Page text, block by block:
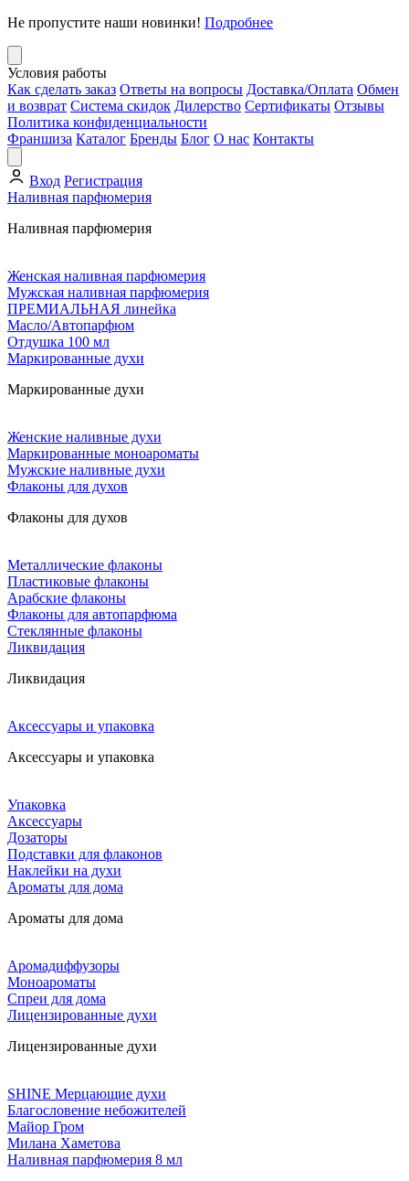
Не пропустите наши новинки! Подробнее
Условия работы
Как сделать заказ Ответы на вопросы Доставка/Оплата Обмен
и возврат Система скидок Дилерство Сертификаты Отзывы
Политика конфиденциальности
Франшиза Каталог Бренды Блог О нас Контакты
Вход Регистрация
Наливная парфюмерия
Наливная парфюмерия
Женская наливная парфюмерия
Мужская наливная парфюмерия
ПРЕМИАЛЬНАЯ линейка
Масло/Автопарфюм
Отдушка 100 мл
Маркированные духи
Маркированные духи
Женские наливные духи
Маркированные моноароматы
Мужские наливные духи
Флаконы для духов
Флаконы для духов
Металлические флаконы
Пластиковые флаконы
Арабские флаконы
Флаконы для автопарфюма
Стеклянные флаконы
Ликвидация
Ликвидация
Аксессуары и упаковка
Аксессуары и упаковка
Упаковка
Аксессуары
Дозаторы
Подставки для флаконов
Наклейки на духи
Ароматы для дома
Ароматы для дома
Аромадиффузоры
Моноароматы
Спреи для дома
Лицензированные духи
Лицензированные духи
SHINE Мерцающие духи
Благословение небожителей
Майор Гром
Милана Хаметова
Наливная парфюмерия 8 мл